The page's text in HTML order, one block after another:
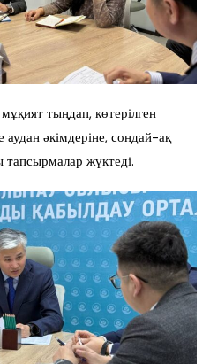
тыңдап, көтерілген
әкімдеріне, сондай-ақ
жүктеді.